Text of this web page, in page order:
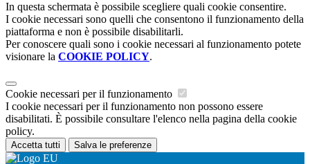
In questa schermata è possibile scegliere quali cookie consentire.
I cookie necessari sono quelli che consentono il funzionamento della
piattaforma e non è possibile disabilitarli.
Per conoscere quali sono i cookie necessari al funzionamento potete
visionare la COOKIE POLICY.
Cookie necessari per il funzionamento
I cookie necessari per il funzionamento non possono essere
disabilitati. È possibile consultare l'elenco nella pagina della cookie
policy.
Accetta tutti Salva le preferenze